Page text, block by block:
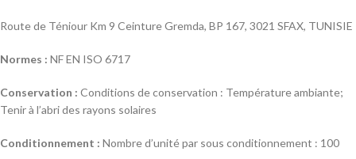
Route de Téniour Km 9 Ceinture Gremda, BP 167, 3021 SFAX, TUNISIE
Normes : NF EN ISO 6717
Conservation : Conditions de conservation : Température ambiante;
Tenir à l’abri des rayons solaires
Conditionnement : Nombre d’unité par sous conditionnement : 100